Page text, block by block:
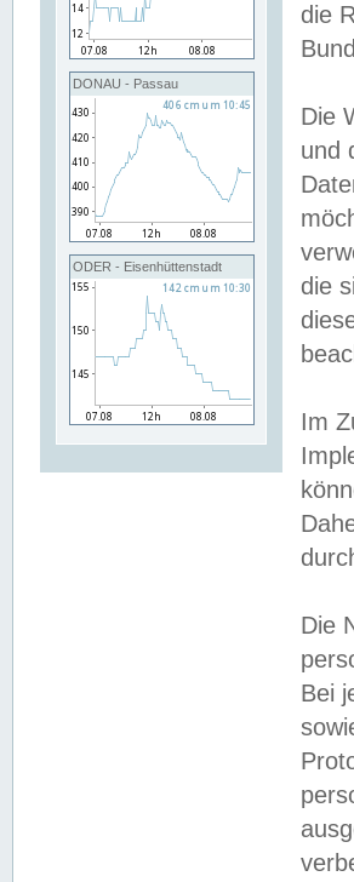
DONAU - Passau
ODER - Eisenhüttenstadt
die
Die
und
die
Im
Die
Bei